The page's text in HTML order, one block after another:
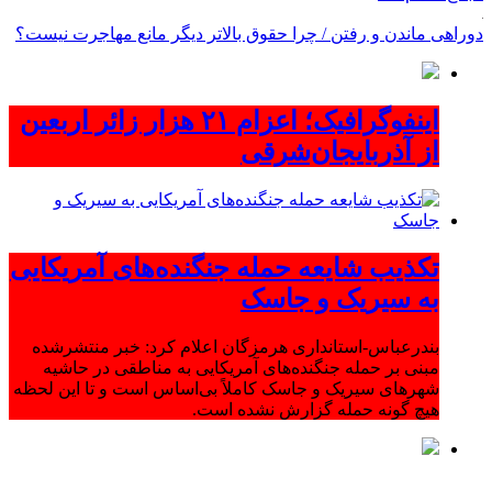
دوراهی ماندن و رفتن / چرا حقوق بالاتر دیگر مانع مهاجرت نیست؟
اینفوگرافیک؛ اعزام ۲۱ هزار زائر اربعین
از آذربایجان‌شرقی
تکذیب شایعه حمله جنگنده‌های آمریکایی
به سیریک و جاسک
بندرعباس-استانداری هرمزگان اعلام کرد: خبر منتشرشده
مبنی بر حمله جنگنده‌های آمریکایی به مناطقی در حاشیه
شهرهای سیریک و جاسک کاملاً بی‌اساس است و تا این لحظه
هیچ گونه حمله گزارش نشده است.